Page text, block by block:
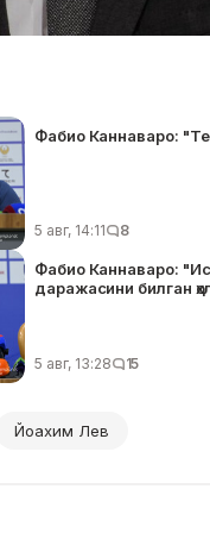
Фабио Каннаваро:
5 авг, 14:11 8
Фабио Каннаваро:
даражасини билган
5 авг, 13:28 15
Йоахим Лев